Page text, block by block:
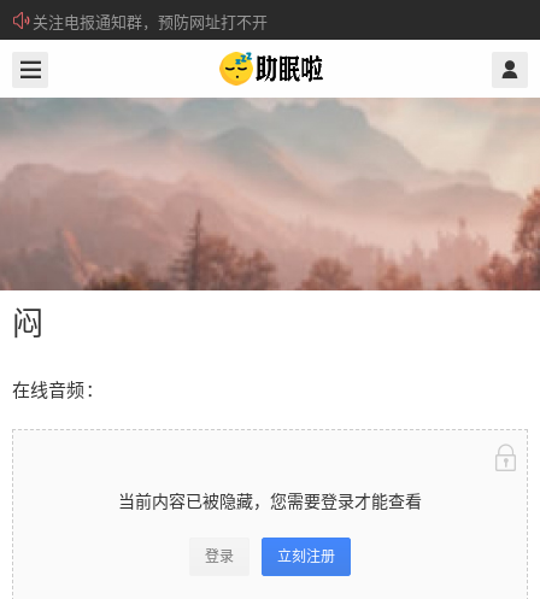
关注电报通知群，预防网址打不开
所有注册用户记得每日来签到领取积分。
闷
在线音频：
当前内容已被隐藏，您需要登录才能查看
登录 立刻注册
@ 助眠啦
看 登录立刻注册 本站致力于推荐国内外优秀助眠作